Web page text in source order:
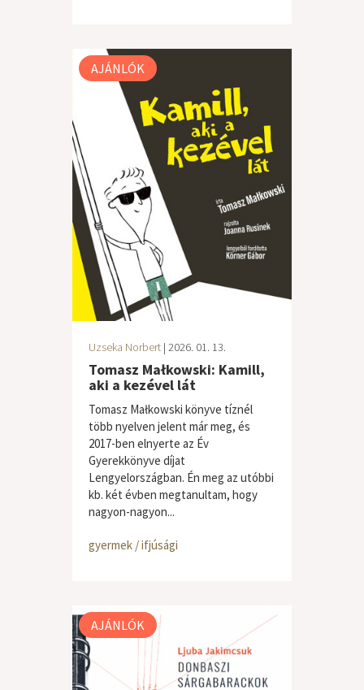
AJÁNLÓK
Uzseka Norbert | 2026. 01. 13.
Tomasz Małkowski: Kamill,
aki a kezével lát
Tomasz Małkowski könyve tíznél
több nyelven jelent már meg, és
2017-ben elnyerte az Év
Gyerekkönyve díjat
Lengyelországban. Én meg az utóbbi
kb. két évben megtanultam, hogy
nagyon-nagyon...
gyermek / ifjúsági
AJÁNLÓK